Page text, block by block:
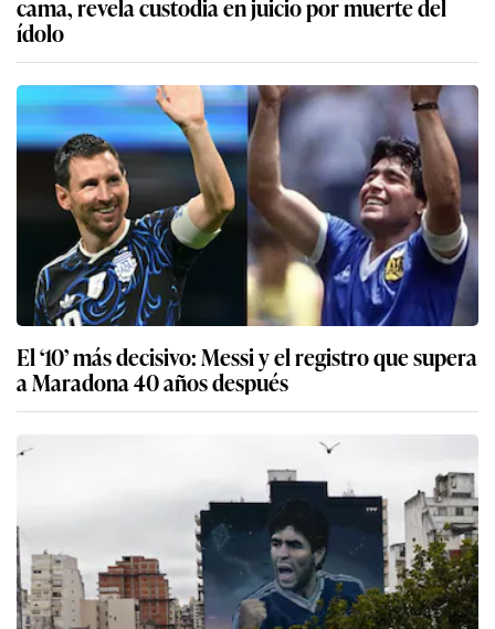
cama, revela custodia en juicio por muerte del
ídolo
El ‘10’ más decisivo: Messi y el registro que supera
a Maradona 40 años después